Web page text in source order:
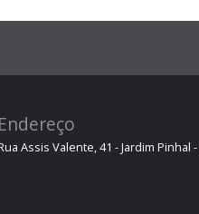
Endereço
Assis Valente, 41 - Jardim Pinhal